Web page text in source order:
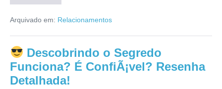
Espiao
Zap
Mesmo?
Bom
Mesmo?
Veja
a
Verdade
Arquivado em: Relacionamentos
Descobrindo o Segredo
Funciona? É ConfiÃ¡vel? Resenha
Detalhada!